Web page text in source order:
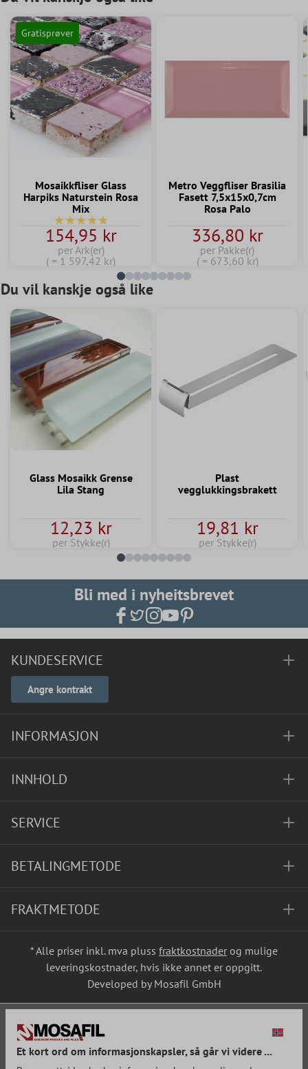
Gratisprøver
Mosaikkfliser Glass
Harpiks Naturstein Rosa
Mix
Gjennomsnittlig vurdering av 4.7 av 5 stjerner
154,95 kr
per Ark(er)
( = 1 597,42 kr)
Metro Veggfliser Brasilia
Fasett 7,5x15x0,7cm
Rosa Palo
336,80 kr
per Pakke(r)
( = 673,60 kr)
Du vil kanskje også like
Glass Mosaikk Grense
Lila Stang
12,23 kr
per Stykke(r)
Plast
vegglukkingsbrakett
19,81 kr
per Stykke(r)
Bli med i nyheitsbrevet
KUNDESERVICE
Angre kontrakt
INFORMASJON
INNHOLD
SERVICE
BETALINGMETODE
FRAKTMETODE
* Alle priser inkl. mva pluss fraktkostnader og mulige
leveringskostnader, hvis ikke annet er oppgitt.
Developed by Mosafil GmbH
Et kort ord om informasjonskapsler, så går vi videre ...